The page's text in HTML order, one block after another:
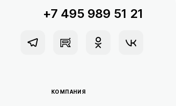
+7 495 989 51 21
КОМПАНИЯ